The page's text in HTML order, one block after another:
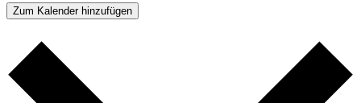
Zum Kalender hinzufügen